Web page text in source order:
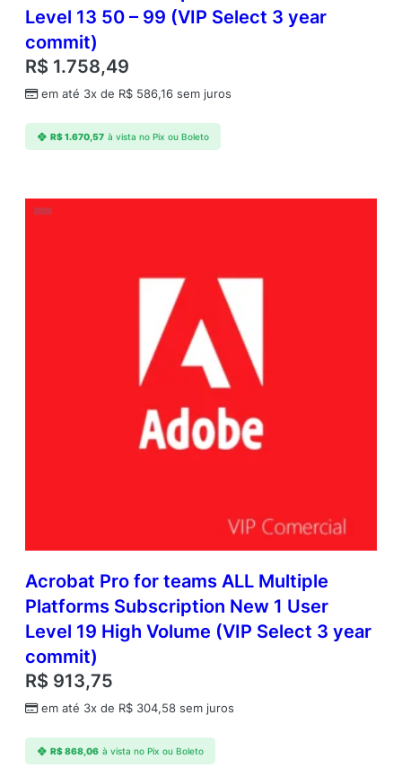
Level 13 50 – 99 (VIP Select 3 year
commit)
R$ 1.758,49
em até 3x de R$ 586,16 sem juros
R$1.670,57 à vista no Pix ou Boleto
Acrobat Pro for teams ALL Multiple
Platforms Subscription New 1 User
Level 19 High Volume (VIP Select 3 year
commit)
R$ 913,75
em até 3x de R$ 304,58 sem juros
R$868,06 à vista no Pix ou Boleto